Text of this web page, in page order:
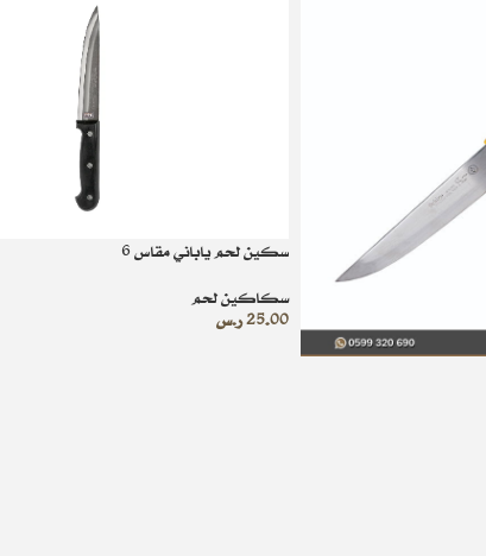
سكين لحم ياباني مقاس 6
سكاكين لحم
25.00ر.س